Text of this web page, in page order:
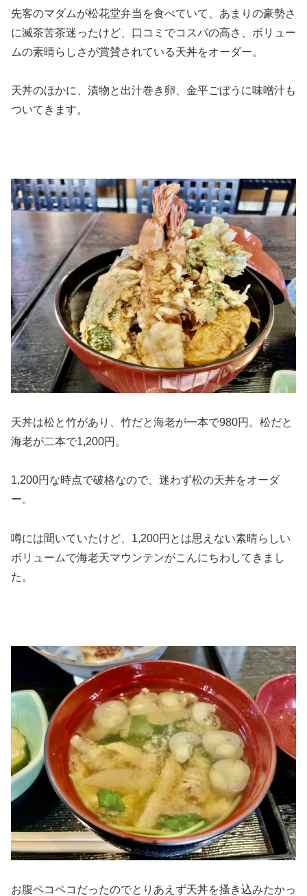
先客のマダムが松花堂弁当を食べていて、あまりの豪勢さ
に滅茶苦茶迷ったけど、口コミでコスパの高さ、ボリュー
ムの素晴らしさが賞賛されている天丼をオーダー。
天丼のほかに、漬物と出汁巻き卵、金平ごぼうに味噌汁も
ついてきます。
天丼は松と竹があり、竹だと海老が一本で980円。松だと
海老が二本で1,200円。
1,200円な時点で破格なので、迷わず松の天丼をオーダ
ー。
噂には聞いていたけど、1,200円とは思えない素晴らしい
ボリュームで海老天マウンテンがこんにちわしてきまし
た。
お腹ペコペコだったのでとりあえず天丼を搔き込みたかっ